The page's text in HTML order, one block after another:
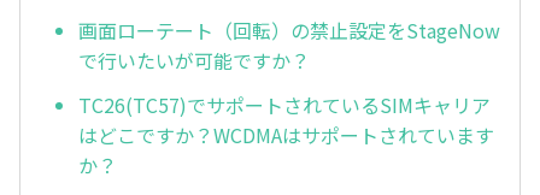
画面ローテート（回転）の禁止設定をStageNow
で行いたいが可能ですか？
TC26(TC57)でサポートされているSIMキャリア
はどこですか？WCDMAはサポートされています
か？